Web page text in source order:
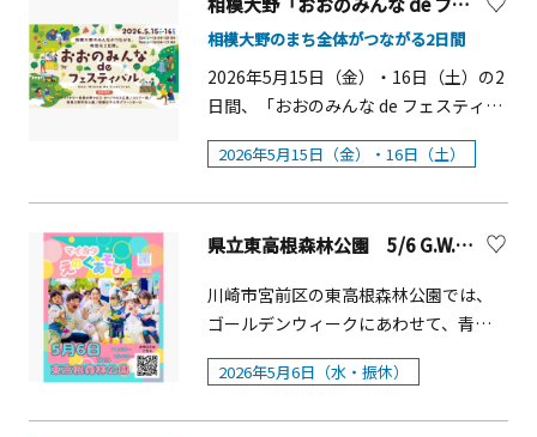
費：1,000円（税込）／名■定員：20名
■※雨天中止 共通事項■講師：標本作
家 政所 名積（まんどころ なづみ）氏■
対象：小学5年生以上※保護者の付き添
いはできません。一緒に参加する場合
は参加人数分のお申し込みが必要で
式ホームページにて受付中申込みはこ
の部&hellip;9組 ※午後の部は手話通
訳者がつきます■持ち物・服装：園芸
用手袋、持ち帰り用の袋(45リットル)、
汚れても良い服装【講師】園芸カウン
セラー ともこ先生&nbsp;千葉大学園
芸学部（花卉園芸学専攻）卒業。「安
城産業文化公園デンパーク」「全国都
業務に携わる。園芸農家での経験を経
て、栃木県中央公園緑の相談所相談員
として従事。現在はサカタのタネグリ
里山ガーデンや港の見える丘公園の庭
を愛でながらステージをお楽しみいた
だける「第11回八景島&nbsp;バラフェ
スタ」を開催するほか、バラや色とり
どりの花に彩られた道をケープペンギ
ど、「海・島・生きもの」の魅力がぎ
花見イベントをお楽しみください。
「第11回八景島&nbsp;バラフェスタ」
ラアイスやバラの苗の販売、キッチン
カーの出店、バラ講座などが楽しま
す。約100種500株のバラに彩られたバ
ラ園で、思う存分バラをご堪能くださ
相模大野のまち全体がつながる2日間
2026年5月15日（金）・16日（土）の2
日間、「おおのみんな de フェスティバ
ル」が開催されます。 本イベントは、
「相模大野のみんな＝通称『おのみ
す。プラウドタワー相模大野クロス オ
野中央公園・相模女子大学グリーンホ
ールとその周辺の相模大野駅周辺一帯
を舞台に、人と活動がつながる特別な2
日間を創出する回遊型イベントです。
開催概要■日程2026年5月15日（金）
2026年5月15日（金）・16日（土）
県立東高根森林公園 5/6 G.W.企画「マイカラえのぐあそび」【川崎市】
川崎市宮前区の東高根森林公園では、
ゴールデンウィークにあわせて、青空
の下で楽しめる体験型イベント「マイ
カラえのぐあそび」を開催します。新
2026年5月6日（水・振休）